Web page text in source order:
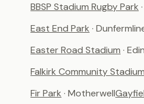
BBSP Stadium Rugby Park
East End Park ·
Easter Road Stadium ·
Falkirk Community Stadium
Fir Park · Motherwell